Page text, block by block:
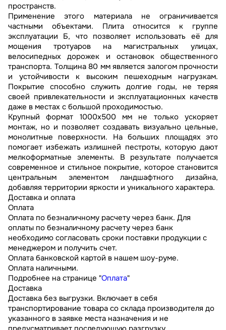
пространств.
Применение этого материала не ограничивается
частными объектами. Плита относится к группе
эксплуатации Б, что позволяет использовать её для
мощения тротуаров на магистральных улицах,
велосипедных дорожек и остановок общественного
транспорта. Толщина 80 мм является залогом прочности
и устойчивости к высоким пешеходным нагрузкам.
Покрытие способно служить долгие годы, не теряя
своей привлекательности и эксплуатационных качеств
даже в местах с большой проходимостью.
Крупный формат 1000x500 мм не только ускоряет
монтаж, но и позволяет создавать визуально цельные,
монолитные поверхности. На больших площадях это
помогает избежать излишней пестроты, которую дают
мелкоформатные элементы. В результате получается
современное и стильное покрытие, которое становится
центральным элементом ландшафтного дизайна,
добавляя территории яркости и уникального характера.
Доставка и оплата
Оплата
Оплата по безналичному расчету через банк. Для
оплаты по безналичному расчету через банк
необходимо согласовать сроки поставки продукции с
менеджером и получить счет.
Оплата банковской картой в нашем шоу-руме.
Оплата наличными.
Подробнее на странице "Оплата"
Доставка
Доставка без выгрузки. Включает в себя
транспортирование товара со склада производителя до
указанного в заявке места назначения и не